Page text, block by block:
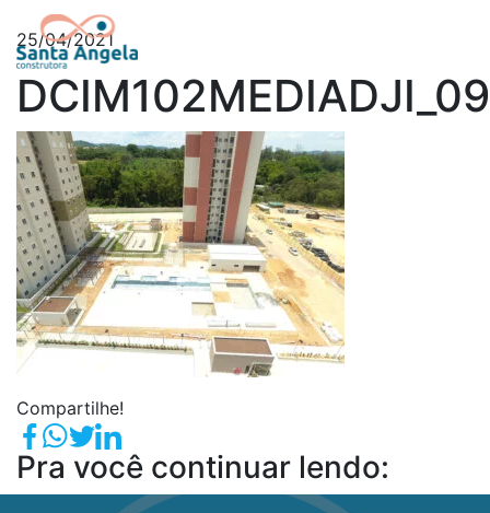
25/04/2021
Compartilhe!
Pra você continuar lendo: